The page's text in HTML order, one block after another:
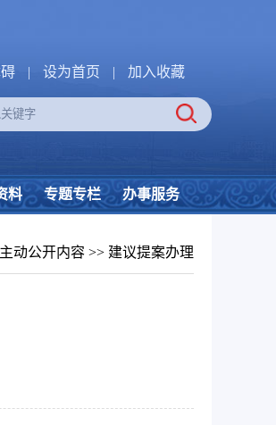
| 设为首页 | 加入收藏
料 专题专栏 办事服务
动公开内容 >> 建议提案办理